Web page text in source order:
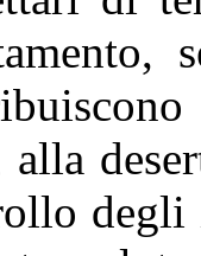
alla